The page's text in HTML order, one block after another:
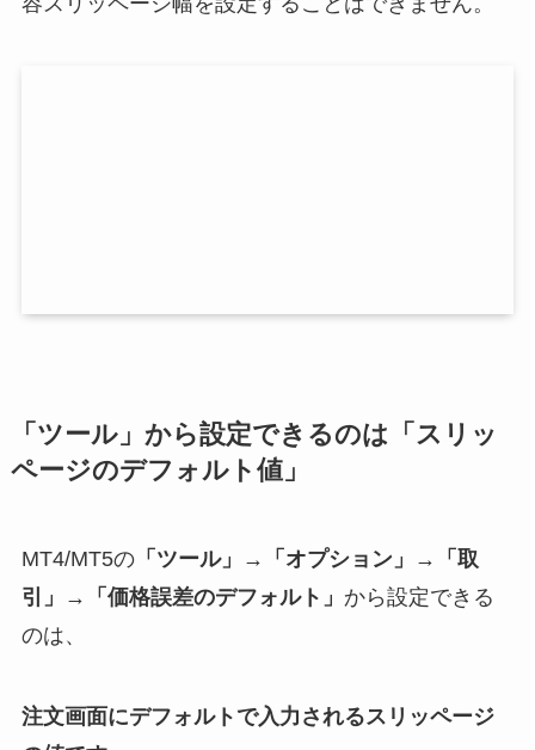
「ツール」から設定できるのは「スリッ
ページのデフォルト値」
MT4/MT5の「ツール」→「オプション」→「取
引」→「価格誤差のデフォルト」 から設定できる
のは、
注文画面にデフォルトで入力されるスリッページ